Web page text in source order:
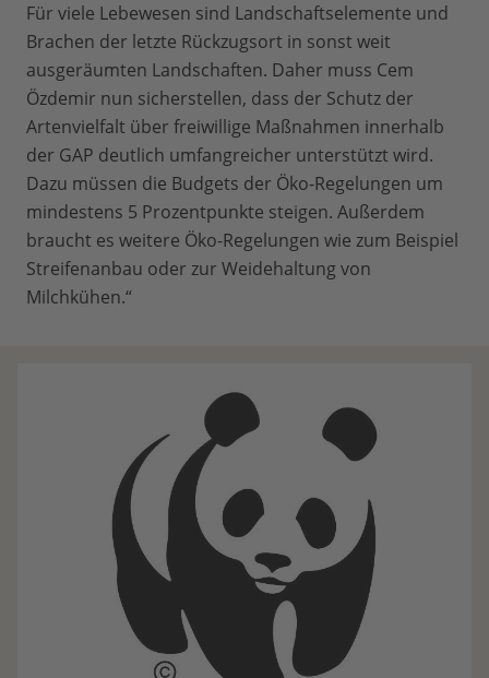
Für viele Lebewesen sind Landschaftselemente und
Brachen der letzte Rückzugsort in sonst weit
ausgeräumten Landschaften. Daher muss Cem
Özdemir nun sicherstellen, dass der Schutz der
Artenvielfalt über freiwillige Maßnahmen innerhalb
der GAP deutlich umfangreicher unterstützt wird.
Dazu müssen die Budgets der Öko-Regelungen um
mindestens 5 Prozentpunkte steigen. Außerdem
braucht es weitere Öko-Regelungen wie zum Beispiel
Streifenanbau oder zur Weidehaltung von
Milchkühen.“